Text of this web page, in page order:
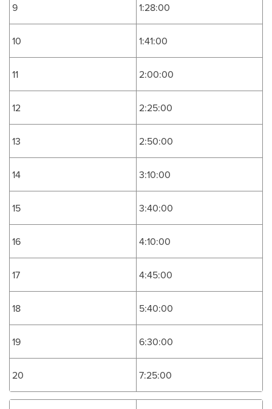
9 1:28:00
10 1:41:00
11 2:00:00
12 2:25:00
13 2:50:00
14 3:10:00
15 3:40:00
16 4:10:00
17 4:45:00
18 5:40:00
19 6:30:00
20 7:25:00